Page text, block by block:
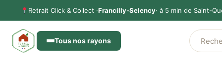
au
contenu
Retrait Click & Collect ·Francilly-Selency· à 5 min de Saint-
Tous nos rayons